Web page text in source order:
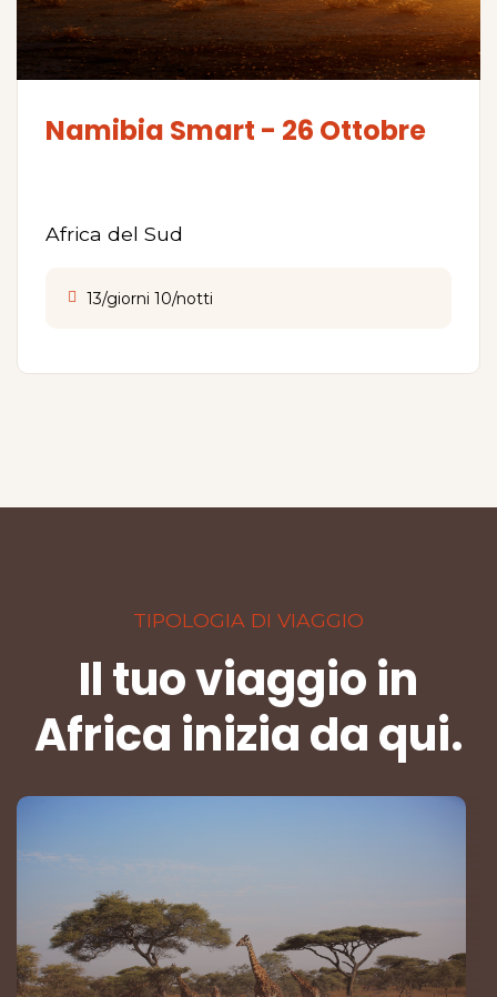
Namibia Smart - 26 Ottobre
Africa del Sud
13/giorni 10/notti
TIPOLOGIA DI VIAGGIO
Il tuo viaggio in
Africa inizia da qui.